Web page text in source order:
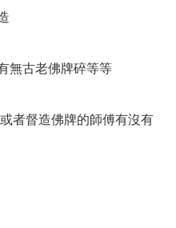
無古老佛牌碎等等
者督造佛牌的師傅有沒有